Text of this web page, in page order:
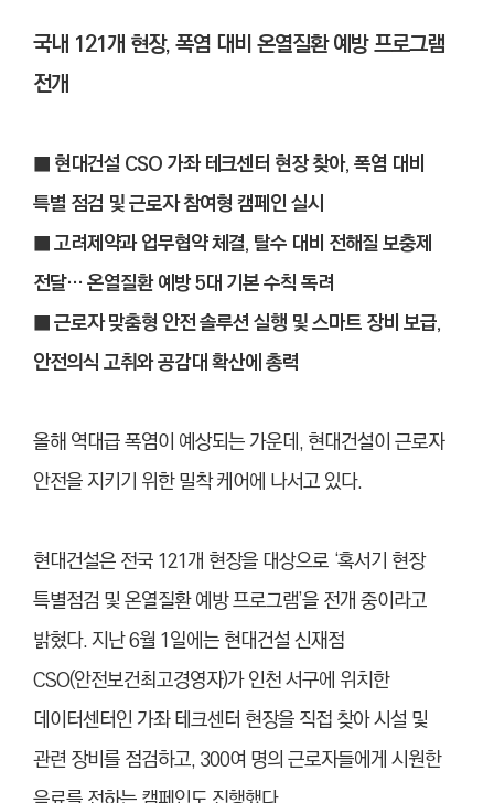
국내 121개 현장, 폭염 대비 온열질환 예방 프로그램
전개
■ 현대건설 CSO 가좌 테크센터 현장 찾아, 폭염 대비
특별 점검 및 근로자 참여형 캠페인 실시
■ 고려제약과 업무협약 체결, 탈수 대비 전해질 보충제
전달… 온열질환 예방 5대 기본 수칙 독려
■ 근로자 맞춤형 안전 솔루션 실행 및 스마트 장비 보급,
안전의식 고취와 공감대 확산에 총력
올해 역대급 폭염이 예상되는 가운데, 현대건설이 근로자
안전을 지키기 위한 밀착 케어에 나서고 있다.
현대건설은 전국 121개 현장을 대상으로 ‘혹서기 현장
특별점검 및 온열질환 예방 프로그램’을 전개 중이라고
밝혔다. 지난 6월 1일에는 현대건설 신재점
CSO(안전보건최고경영자)가 인천 서구에 위치한
데이터센터인 가좌 테크센터 현장을 직접 찾아 시설 및
관련 장비를 점검하고, 300여 명의 근로자들에게 시원한